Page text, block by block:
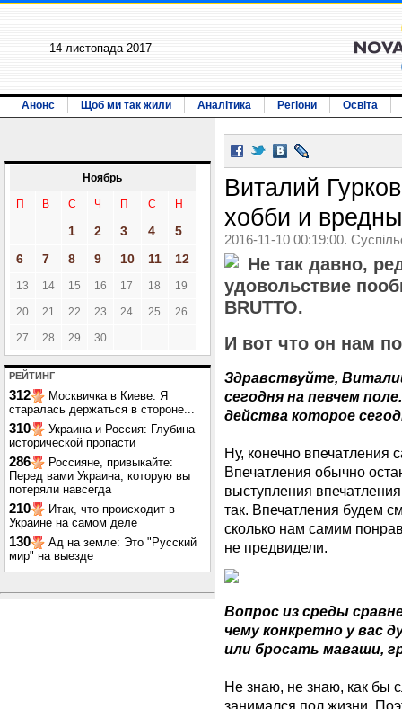
14 листопада 2017
Анонс Щоб ми так жили Аналітика Регіони Освіта
Ноябрь
П В С Ч П С Н
1 2 3 4
5
6
7 8 9 10 11 12
13 14 15 16 17 18 19
20 21 22 23 24 25 26
27 28 29 30
РЕЙТИНГ
312
Москвичка в Киеве: Я
старалась держаться в стороне...
310
Украина и Россия: Глубина
исторической пропасти
286
Россияне, привыкайте:
Перед вами Украина, которую вы
потеряли навсегда
210
Итак, что происходит в
Украине на самом деле
130
Ад на земле: Это "Русский
мир" на выезде
Виталий
хобби и
2016-11-10 00:19:00.
Не так давно,
удовольствие
BRUTTO.
И вот что он нам
Здравствуйте,
сегодня на певчем
действа которое
Ну, конечно
Впечатления обычно
выступления
так. Впечатления будем
сколько нам самим
не предвидели.
Вопрос из среды
чему конкретно у вас
или бросать маваши,
Не знаю, не знаю, как бы
занимался пол жизни.